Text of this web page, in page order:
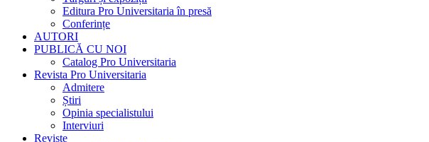
Editura Pro Universitaria în presă
Conferințe
AUTORI
PUBLICĂ CU NOI
Catalog Pro Universitaria
Revista Pro Universitaria
Admitere
Știri
Opinia specialistului
Interviuri
Reviste